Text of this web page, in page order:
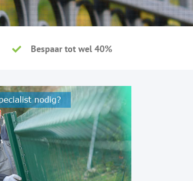
Bespaar tot wel 40%